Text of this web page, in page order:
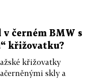
v černém BMW s
křižovatku?
křižovatky
skly a